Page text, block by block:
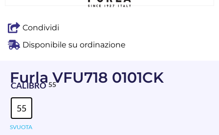
Condividi
Disponibile su ordinazione
Furla VFU718 0101CK
CALIBRO 55
55
SVUOTA